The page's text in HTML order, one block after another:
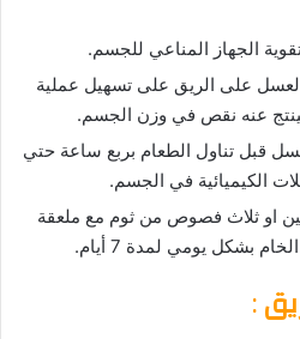
الجهاز المناعي للجسم.
على الريق على تسهيل عملية
عنه نقص في وزن الجسم.
قبل تناول الطعام بربع ساعة حتي
الكيميائية في الجسم.
او ثلاث فصوص من ثوم مع ملعقة
بشكل يومي لمدة 7 أيام.
: